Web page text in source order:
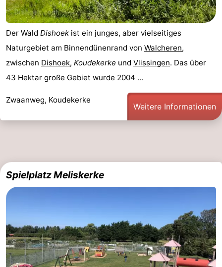
Der Wald Dishoek ist ein junges, aber vielseitiges
Naturgebiet am Binnendünenrand von Walcheren,
zwischen Dishoek, Koudekerke und Vlissingen. Das über
43 Hektar große Gebiet wurde 2004 ...
Zwaanweg, Koudekerke
Weitere Informationen
Spielplatz Meliskerke